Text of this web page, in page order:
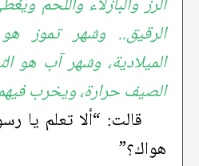
الرقيق.. وشهر تموز
الميلادية، وشهر آب هو
الصيف حرارة، ويخرب
قالت: “ألا تعلم يا
هواك؟”